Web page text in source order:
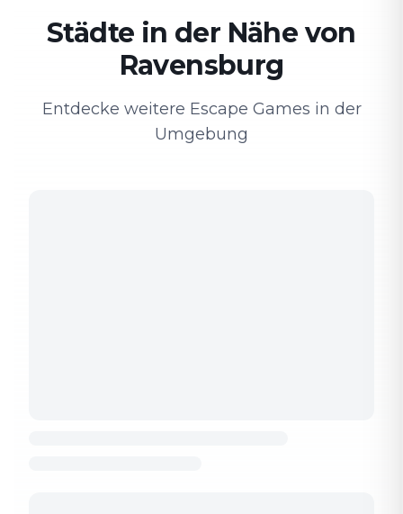
Städte in der Nähe von
Ravensburg
Entdecke weitere Escape Games in der
Umgebung